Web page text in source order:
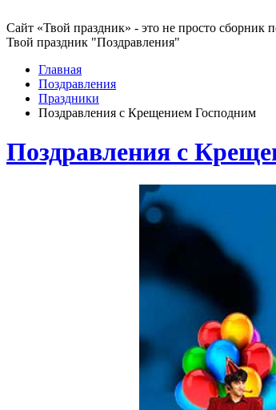
Сайт «Твой праздник» - это не просто сборник
Твой праздник "Поздравления"
Главная
Поздравления
Праздники
Поздравления с Крещением Господним
Поздравления с